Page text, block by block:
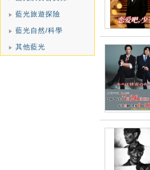
藍光旅遊探險
藍光自然/科學
其他藍光